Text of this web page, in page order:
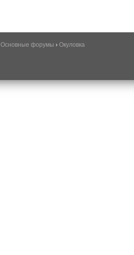
Основные форумы › Окуловка